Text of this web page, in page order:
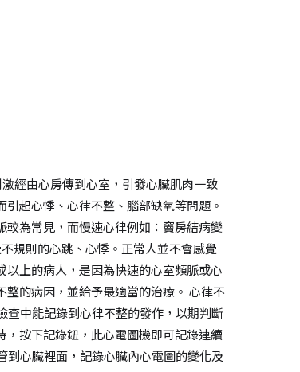
經由心房傳到心室，引發心臟肌肉一致
起心悸、心律不整、腦部缺氧等問題。
為常見，而慢速心律例如：竇房結病變
規則的心跳、心悸。正常人並不會感覺
上的病人，是因為快速的心室頻脈或心
的病因，並給予最適當的治療。 心律不
查中能記錄到心律不整的發作，以期判斷
按下記錄鈕，此心電圖機即可記錄連續
心臟裡面，記錄心臟內心電圖的變化及